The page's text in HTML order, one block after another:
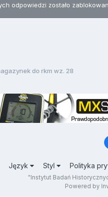
odpowiedzi zostało
do rkm wz. 28
Język Styl Polityka
"Instytut Badań
Powered by